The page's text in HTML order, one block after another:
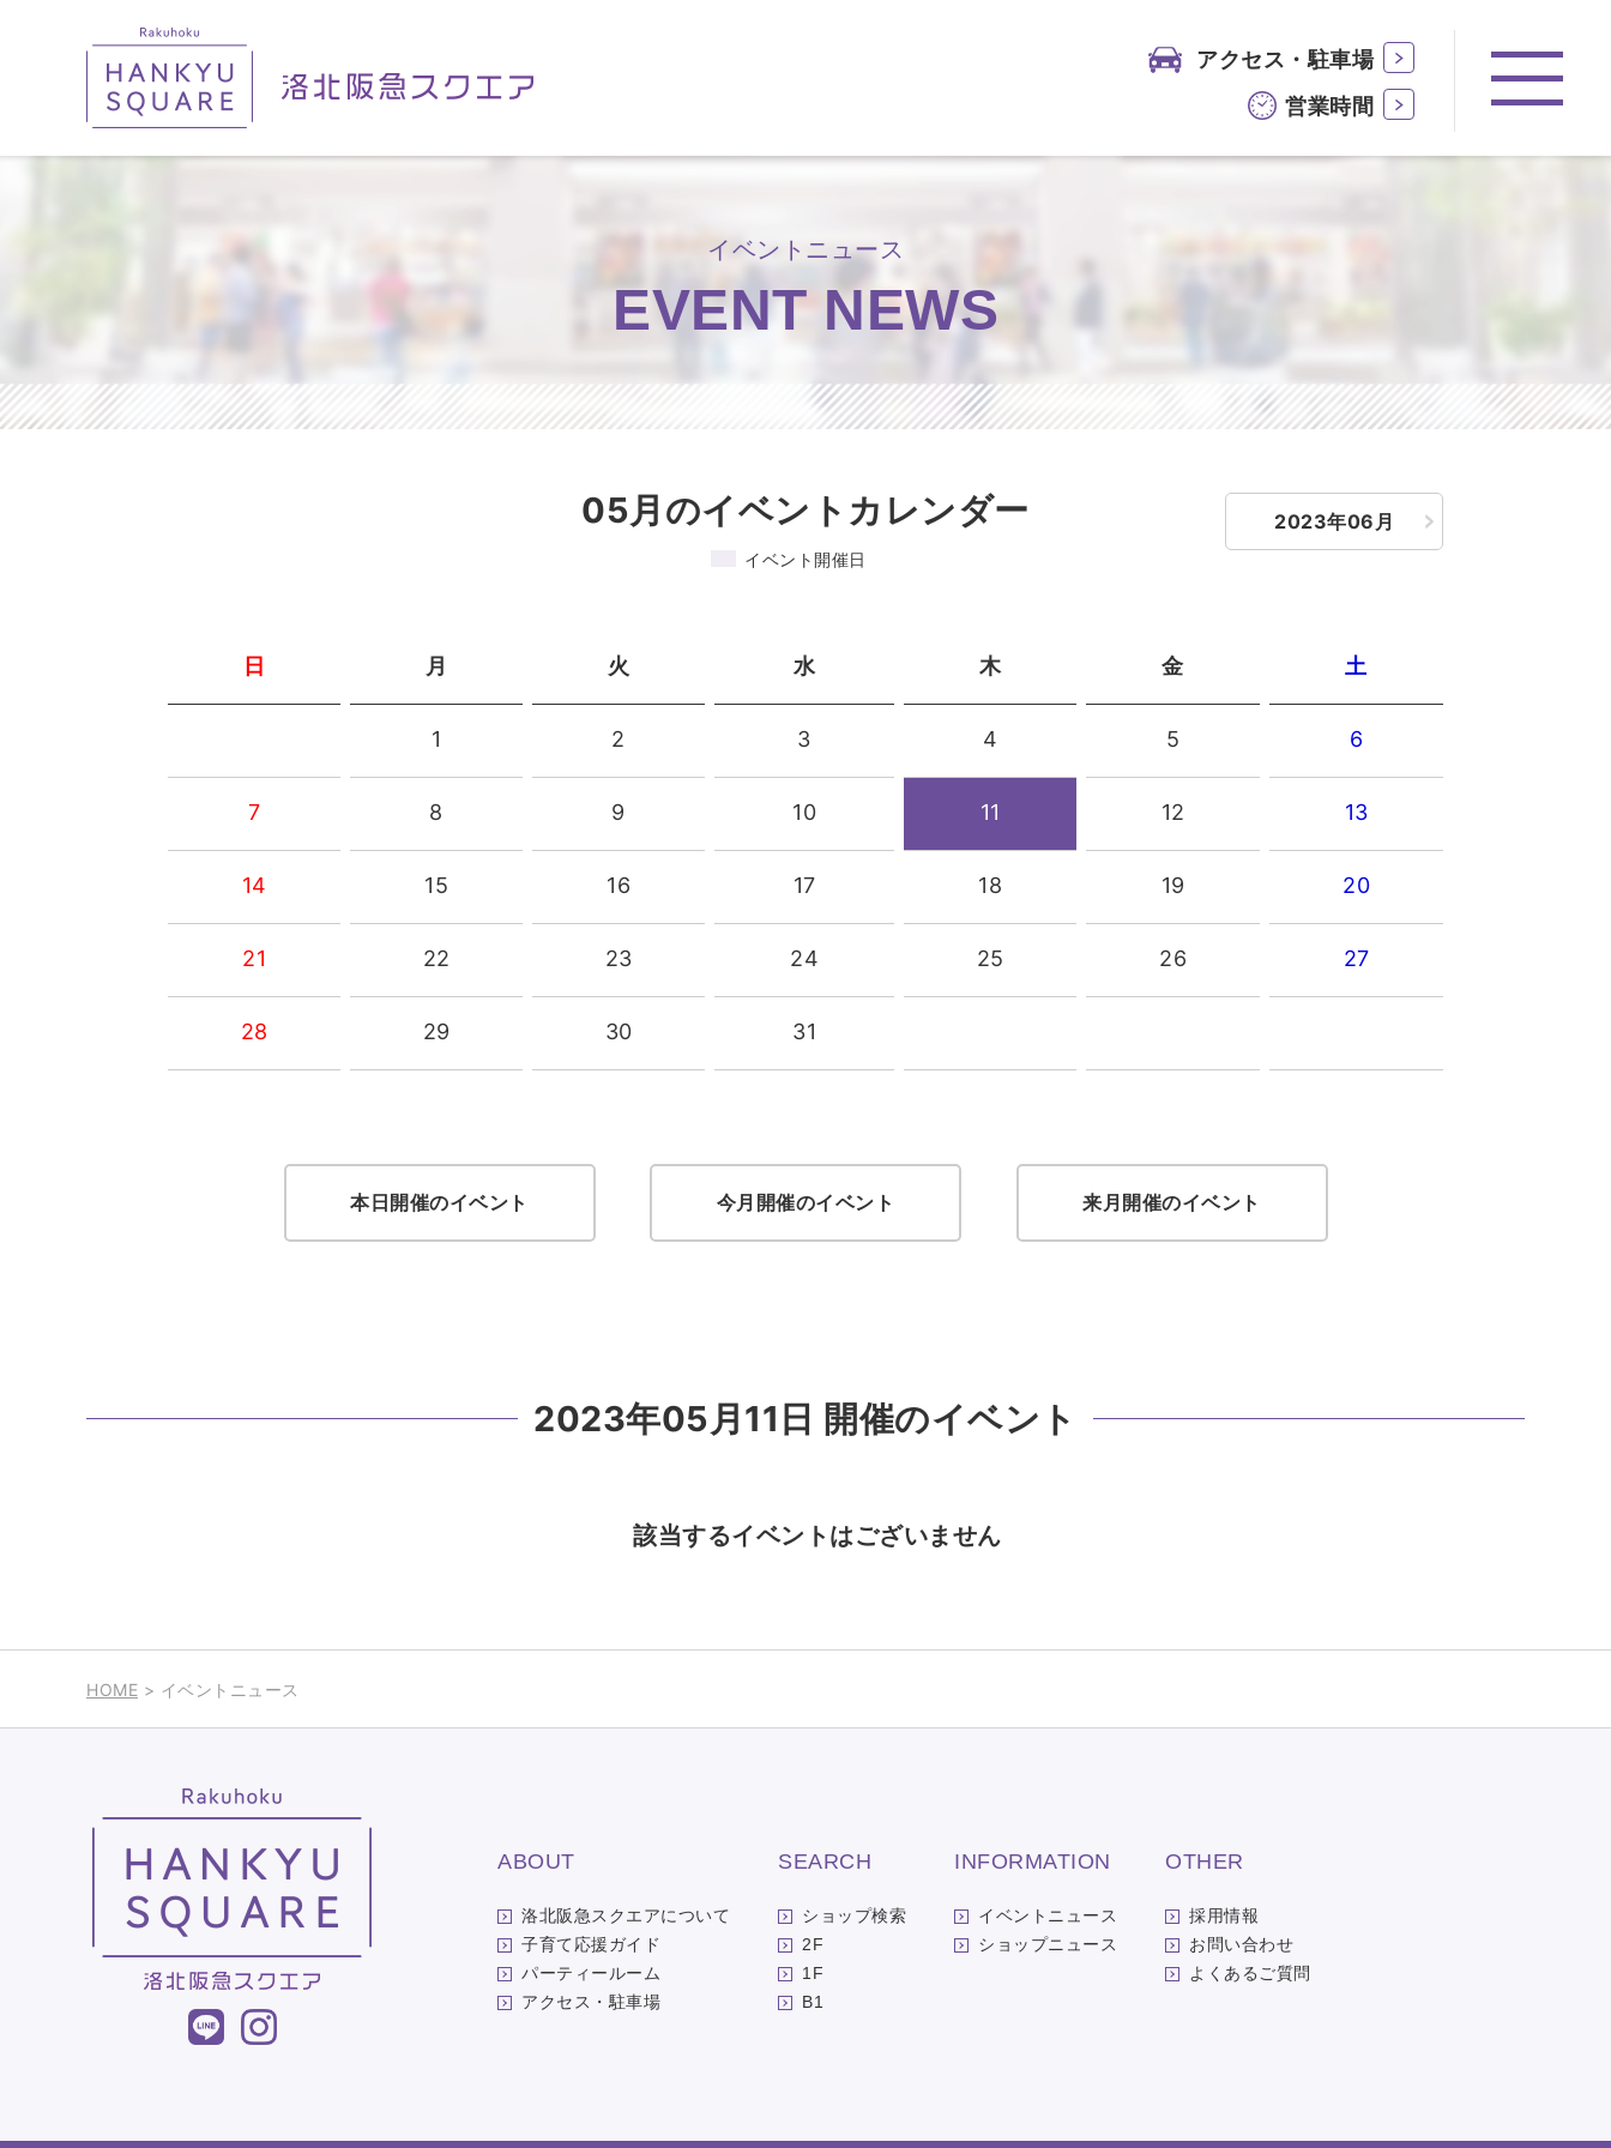
営業時間
アクセス・駐車場
イベントニュース
EVENT NEWS
05月のイベントカレンダー
イベント開催日
2023年06月
日 月 火 水 木 金 土
1 2 3 4 5 6
7 8 9 10 11 12 13
14 15 16 17 18 19 20
21 22 23 24 25 26 27
28 29 30 31
本日開催のイベント 今月開催のイベント 来月開催のイベント
2023年05月11日 開催のイベント
該当するイベントはございません
HOME > イベントニュース
ABOUT
洛北阪急スクエアについて
子育て応援ガイド
パーティールーム
アクセス・駐車場
SEARCH
ショップ検索
2F
1F
B1
INFORMATION
イベントニュース
ショップニュース
OTHER
採用情報
お問い合わせ
よくあるご質問